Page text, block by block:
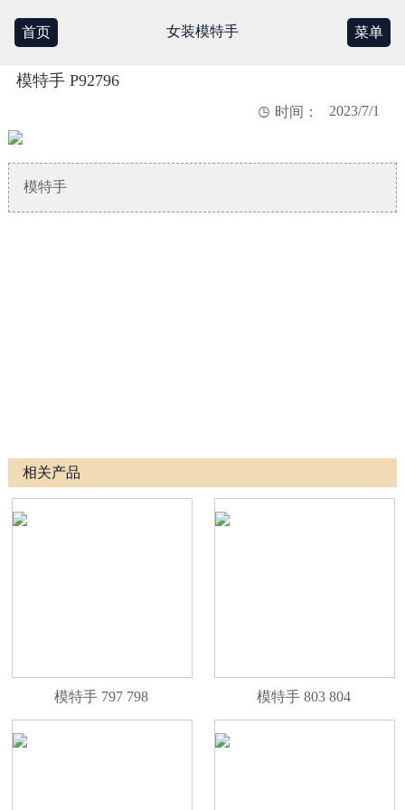
首页 女装模特手 菜单
模特手 P92796
 时间： 2023/7/1
模特手
相关产品
模特手 797 798 模特手 803 804